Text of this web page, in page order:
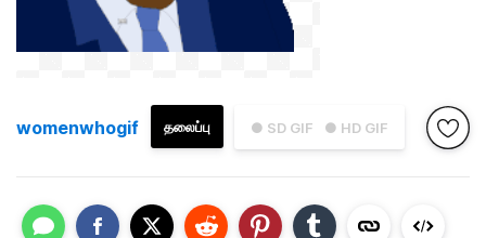
● SD GIF ● HD GIF
தலைப்பு
womenwhogif